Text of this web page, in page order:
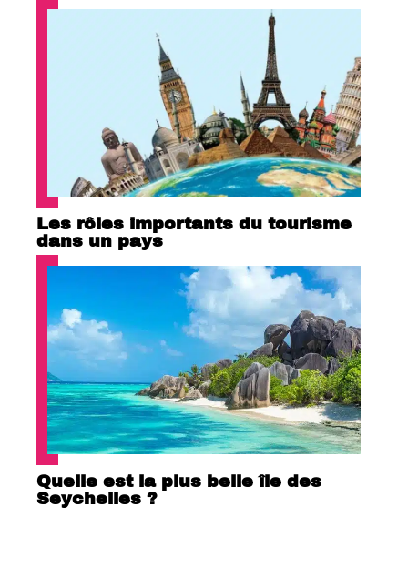
Les rôles importants du tourisme
dans un pays
Quelle est la plus belle île des
Seychelles ?